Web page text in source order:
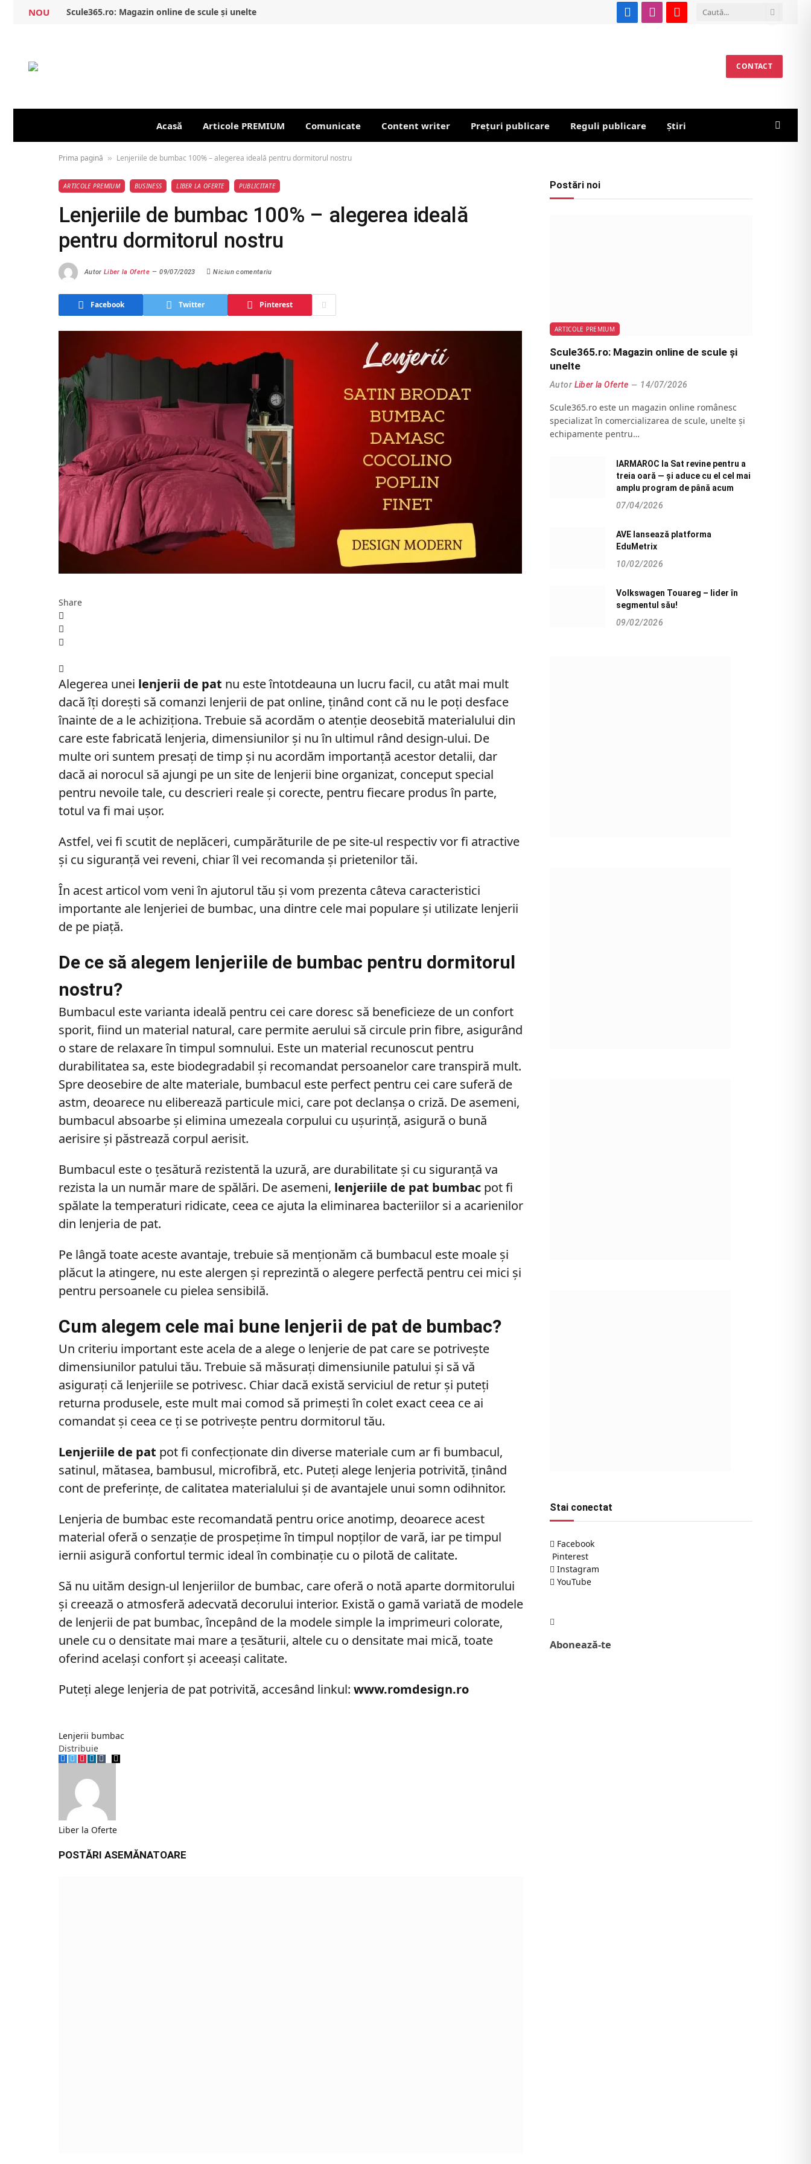
NOU Scule365.ro: Magazin online de scule și unelte FacebookInstagramYouTube
CONTACT
Acasă Articole PREMIUM Comunicate Content writer Prețuri publicare Reguli publicare Știri
Prima pagină » Lenjeriile de bumbac 100% – alegerea ideală pentru dormitorul nostru
ARTICOLE PREMIUM BUSINESS LIBER LA OFERTE PUBLICITATE
Lenjeriile de bumbac 100% – alegerea ideală
pentru dormitorul nostru
Autor Liber la Oferte 09/07/2023 Niciun comentariu
Facebook Twitter Pinterest
Share
Alegerea unei lenjerii de pat nu este întotdeauna un lucru facil, cu atât mai mult
dacă îți dorești să comanzi lenjerii de pat online, ținând cont că nu le poți desface
înainte de a le achiziționa. Trebuie să acordăm o atenție deosebită materialului din
care este fabricată lenjeria, dimensiunilor și nu în ultimul rând design-ului. De
multe ori suntem presați de timp și nu acordăm importanță acestor detalii, dar
dacă ai norocul să ajungi pe un site de lenjerii bine organizat, conceput special
pentru nevoile tale, cu descrieri reale și corecte, pentru fiecare produs în parte,
totul va fi mai ușor.
Astfel, vei fi scutit de neplăceri, cumpărăturile de pe site-ul respectiv vor fi atractive
și cu siguranță vei reveni, chiar îl vei recomanda și prietenilor tăi.
În acest articol vom veni în ajutorul tău și vom prezenta câteva caracteristici
importante ale lenjeriei de bumbac, una dintre cele mai populare și utilizate lenjerii
de pe piață.
De ce să alegem lenjeriile de bumbac pentru dormitorul
nostru?
Bumbacul este varianta ideală pentru cei care doresc să beneficieze de un confort
sporit, fiind un material natural, care permite aerului să circule prin fibre, asigurând
o stare de relaxare în timpul somnului. Este un material recunoscut pentru
durabilitatea sa, este biodegradabil și recomandat persoanelor care transpiră mult.
Spre deosebire de alte materiale, bumbacul este perfect pentru cei care suferă de
astm, deoarece nu eliberează particule mici, care pot declanșa o criză. De asemeni,
bumbacul absoarbe și elimina umezeala corpului cu ușurință, asigură o bună
aerisire și păstrează corpul aerisit.
Bumbacul este o țesătură rezistentă la uzură, are durabilitate și cu siguranță va
rezista la un număr mare de spălări. De asemeni, lenjeriile de pat bumbac pot fi
spălate la temperaturi ridicate, ceea ce ajuta la eliminarea bacteriilor si a acarienilor
din lenjeria de pat.
Pe lângă toate aceste avantaje, trebuie să menționăm că bumbacul este moale și
plăcut la atingere, nu este alergen și reprezintă o alegere perfectă pentru cei mici și
pentru persoanele cu pielea sensibilă.
Cum alegem cele mai bune lenjerii de pat de bumbac?
Un criteriu important este acela de a alege o lenjerie de pat care se potrivește
dimensiunilor patului tău. Trebuie să măsurați dimensiunile patului și să vă
asigurați că lenjeriile se potrivesc. Chiar dacă există serviciul de retur și puteți
returna produsele, este mult mai comod să primești în colet exact ceea ce ai
comandat și ceea ce ți se potrivește pentru dormitorul tău.
Lenjeriile de pat pot fi confecționate din diverse materiale cum ar fi bumbacul,
satinul, mătasea, bambusul, microfibră, etc. Puteți alege lenjeria potrivită, ținând
cont de preferințe, de calitatea materialului și de avantajele unui somn odihnitor.
Lenjeria de bumbac este recomandată pentru orice anotimp, deoarece acest
material oferă o senzație de prospețime în timpul nopților de vară, iar pe timpul
iernii asigură confortul termic ideal în combinație cu o pilotă de calitate.
Să nu uităm design-ul lenjeriilor de bumbac, care oferă o notă aparte dormitorului
și creează o atmosferă adecvată decorului interior. Există o gamă variată de modele
de lenjerii de pat bumbac, începând de la modele simple la imprimeuri colorate,
unele cu o densitate mai mare a țesăturii, altele cu o densitate mai mică, toate
oferind același confort și aceeași calitate.
Puteți alege lenjeria de pat potrivită, accesând linkul: www.romdesign.ro
Lenjerii bumbac
Distribuie
Facebook
Twitter
Pinterest
LinkedIn
Tumblr
Telegram
Email
Liber la Oferte
POSTĂRI ASEMĂNATOARE
Postări noi
ARTICOLE PREMIUM
Scule365.ro: Magazin online de scule și
unelte
Autor Liber la Oferte 14/07/2026
Scule365.ro este un magazin online românesc
specializat în comercializarea de scule, unelte și
echipamente pentru…
IARMAROC la Sat revine pentru a
treia oară — și aduce cu el cel mai
amplu program de până acum
07/04/2026
AVE lansează platforma
EduMetrix
10/02/2026
Volkswagen Touareg – lider în
segmentul său!
09/02/2026
Stai conectat
Facebook
Pinterest
Instagram
YouTube
Abonează-te